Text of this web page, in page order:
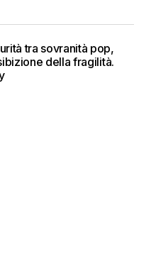
tra sovranità pop,
della fragilità.